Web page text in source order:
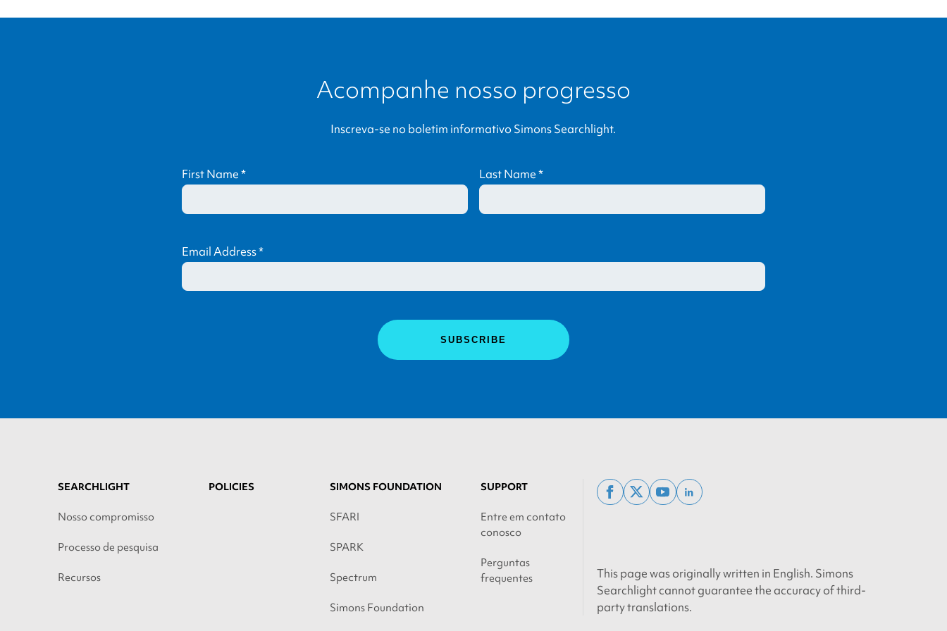
Acompanhe nosso progresso
Inscreva-se no boletim informativo Simons Searchlight.
First Name* Last Name*
Email Address*
SEARCHLIGHT
Nosso compromisso
Processo de pesquisa
Recursos
POLICIES SIMONS FOUNDATION
SFARI
SPARK
Spectrum
Simons Foundation
SUPPORT
Entre em contato
conosco
Perguntas
frequentes
facebook
x
youtubelinkedin
This page was originally written in English. Simons
Searchlight cannot guarantee the accuracy of third-
party translations.